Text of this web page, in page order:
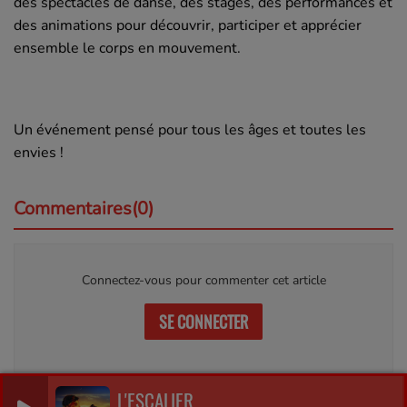
L'ESCALIER
des animations pour découvrir, participer et apprécier
ensemble le corps en mouvement.
Un événement pensé pourtous les âges ettoutes les
envies !
Commentaires(0)
Connectez-vous pour commenter cet article
SE CONNECTER